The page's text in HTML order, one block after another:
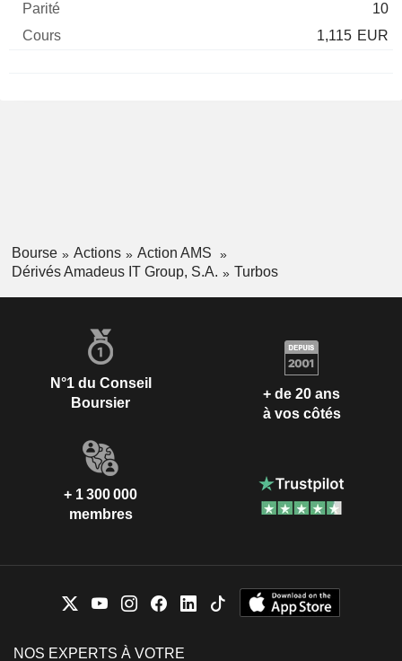
10
1,115 EUR
Bourse Actions
Action AMS
Dérivés Amadeus IT Group, S.A.
Turbos
N°1 du Conseil
Boursier
+ de 20 ans
à vos côtés
+ 1 300 000
membres
NOS EXPERTS À VOTRE